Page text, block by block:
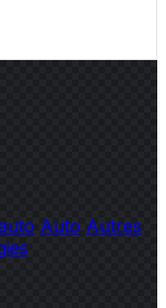
Auto Autres